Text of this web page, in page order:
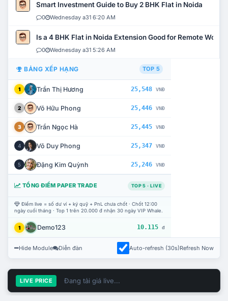
Smart Investment Guide to Buy 2 BHK Flat in Noida
0 Wednesday a31 6:20 AM
Is a 4 BHK Flat in Noida Extension Good for Remote Work?
0 Wednesday a31 5:26 AM
BẢNG XẾP HẠNG TOP 5
1 Trần Thị Hương 25,548 VNĐ
2 Võ Hữu Phong 25,446 VNĐ
3 Trần Ngọc Hà 25,445 VNĐ
4 Võ Duy Phong 25,347 VNĐ
5 Đặng Kim Quỳnh 25,246 VNĐ
TỔNG ĐIỂM PAPER TRADE TOP 5 · LIVE
Điểm live = số dư ví + ký quỹ + PnL chưa chốt · Chốt 12:00
ngày cuối tháng · Top 1 trên 20.000 đ nhận 30 ngày VIP Whale.
1 Demo123 10.115 đ
Hide Module Diễn đàn Auto-refresh (30s)Refresh Now
LIVE PRICE Đang tải giá live...